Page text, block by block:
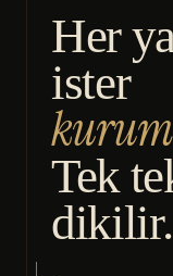
Her
ister
Tek
dikilir.